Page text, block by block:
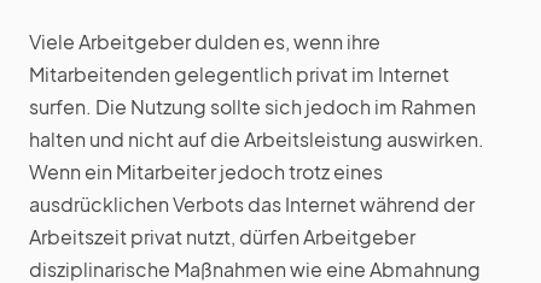
Viele Arbeitgeber dulden es, wenn ihre
Mitarbeitenden gelegentlich privat im Internet
surfen. Die Nutzung sollte sich jedoch im Rahmen
halten und nicht auf die Arbeitsleistung auswirken.
Wenn ein Mitarbeiter jedoch trotz eines
ausdrücklichen Verbots das Internet während der
Arbeitszeit privat nutzt, dürfen Arbeitgeber
disziplinarische Maßnahmen wie eine Abmahnung